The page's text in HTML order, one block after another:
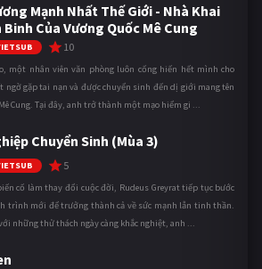
Mạnh Nhất Thế Giới - Nhà Khai
Binh Của Vương Quốc Mê Cung
10
một nhân viên văn phòng luôn cống hiến hết mình cho
ngờ gặp tai nạn và được chuyển sinh đến dị giới mang tên
Cung. Tại đây, anh trở thành một mạo hiểm gi ...
Chuyển Sinh (Mùa 3)
5
cố làm thay đổi cuộc đời, Rudeus Greyrat tiếp tục bước
trình mới để trưởng thành cả về sức mạnh lẫn tinh thần.
những thử thách ngày càng khắc nghiệt, anh ...